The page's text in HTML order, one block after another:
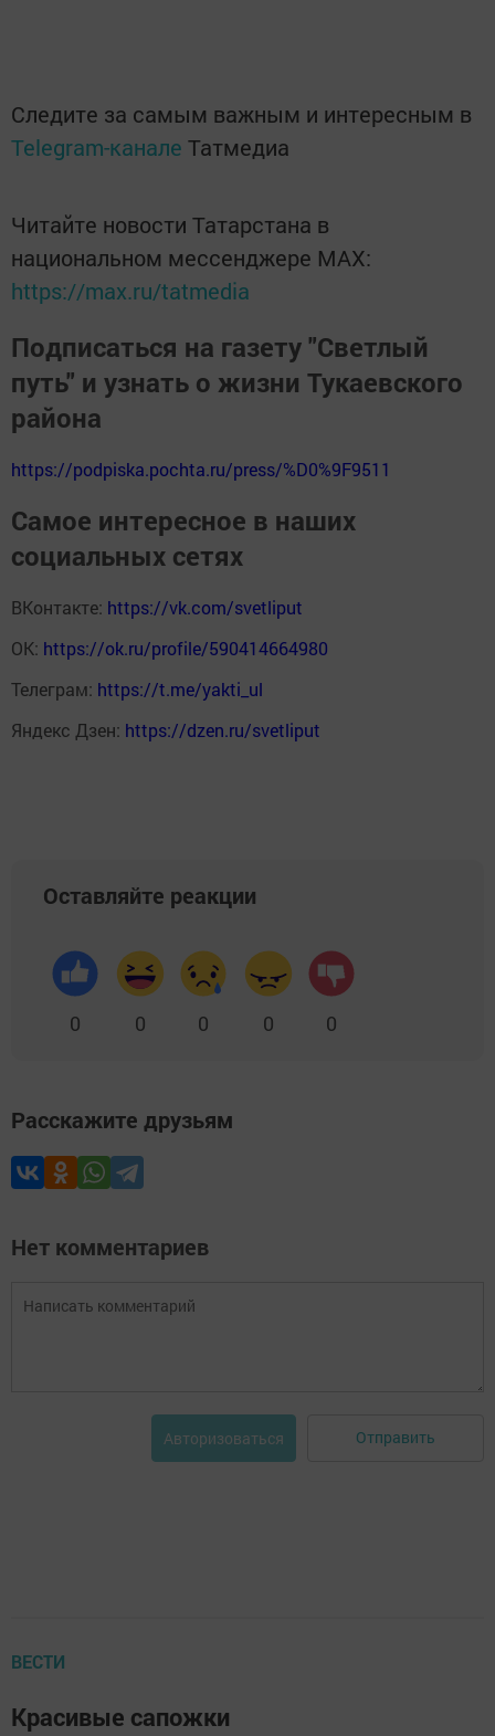
Следите за самым важным и интересным в
Telegram-канале Татмедиа
Читайте новости Татарстана в
национальном мессенджере MАХ:
https://max.ru/tatmedia
Подписаться на газету "Светлый
путь" и узнать о жизни Тукаевского
района
https://podpiska.pochta.ru/press/%D0%9F9511
Самое интересное в наших
социальных сетях
ВКонтакте: https://vk.com/svetliput
ОК: https://ok.ru/profile/590414664980
Телеграм: https://t.me/yakti_ul
Яндекс Дзен: https://dzen.ru/svetliput
Оставляйте реакции
0 0 0 0 0
Расскажите друзьям
Нет комментариев
Авторизоваться Отправить
ВЕСТИ
Красивые сапожки